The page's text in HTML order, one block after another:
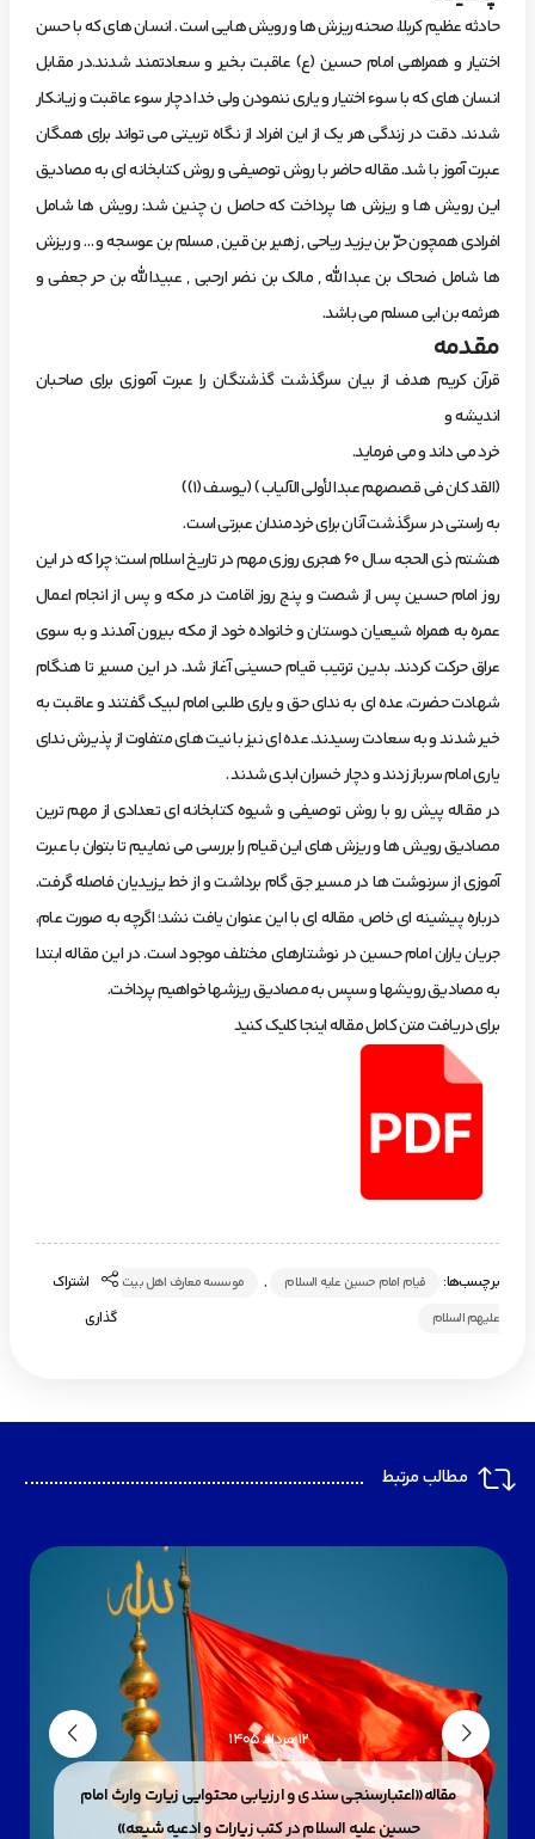
حادثه عظیم کربلا، صحنه ریزش ها و رویش هایی است . انسان های که با حسن
اختیار و همراهی امام حسین (ع) عاقبت بخیر و سعادتمند شدند.در مقابل
انسان های که با سوء اختیار و یاری ننمودن ولی خدا دچار سوء عاقبت و زیانکار
شدند. دقت در زندگی هر یک از این افراد از نگاه تربیتی می تواند برای همگان
عبرت آموز با شد. مقاله حاضر با روش توصیفی و روش کتابخانه ای به مصادیق
این رویش ها و ریزش ها پرداخت که حاصل ن چنین شد: رویش ها شامل
افرادی همچون حرّ بن یزید ریاحی , زهیر بن قین , مسلم بن عوسجه و … و ریزش
ها شامل ضحاک بن عبدالله , مالک بن نضر ارحبی , عبیدالله بن حر جعفی و
هرثمه بن ابی مسلم می باشد.
مقدمه
قرآن کریم هدف از بیان سرگذشت گذشتگان را عبرت آموزی برای صاحبان
اندیشه و
خرد می داند و می فرماید.
(القد كان في قصصهم عبدا لأولى الآلياب ) (يوسف (1))
به راستی در سرگذشت آنان برای خردمندان عبرتی است.
هشتم ذی الحجه سال ۶۰ هجری روزی مهم در تاریخ اسلام است؛ چرا که در این
روز امام حسین پس از شصت و پنج روز اقامت در مکه و پس از انجام اعمال
عمره به همراه شیعیان دوستان و خانواده خود از مکه بیرون آمدند و به سوی
عراق حرکت کردند. بدین ترتیب قیام حسینی آغاز شد. در این مسیر تا هنگام
شهادت حضرت، عده ای به ندای حق و یاری طلبی امام لبیک گفتند و عاقبت به
خیر شدند و به سعادت رسیدند. عده ای نیز با نیت های متفاوت از پذیرش ندای
یاری امام سرباز زدند و دچار خسران ابدی شدند .
در مقاله پیش رو با روش توصیفی و شیوه کتابخانه ای تعدادی از مهم ترین
مصادیق رویش ها و ریزش های این قیام را بررسی می نماییم تا بتوان با عبرت
آموزی از سرنوشت ها در مسیر جق گام برداشت و از خط یزیدیان فاصله گرفت.
درباره پیشینه ای خاص، مقاله ای با این عنوان یافت نشد؛ اگرچه به صورت عام،
جریان یاران امام حسین در نوشتارهای مختلف موجود است. در این مقاله ابتدا
به مصادیق رویشها و سپس به مصادیق ریزشها خواهیم پرداخت.
برای دریافت متن کامل مقاله اینجا کلیک کنید
برچسب‌ها: قیام امام حسین علیه السلام ,
موسسه معارف اهل بیت
علیهم السلام
اشتراک
گذاری
مطالب مرتبط
12 مرداد 1405
مقاله«اعتبارسنجی سندی و ارزیابی محتوایی زیارت وارث امام
حسین علیه السلام در کتب زیارات و ادعیه شیعه»